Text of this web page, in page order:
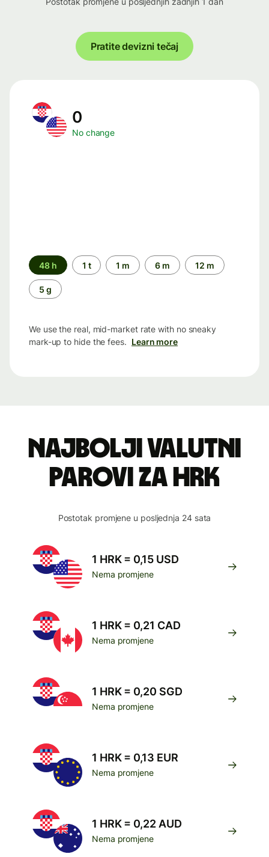
Pratite devizni tečaj
0
No change
Time
period
48 h 1 t 1 m 6 m 12 m
5 g
We use the real, mid-market rate with no sneaky
mark-up to hide the fees. Learn more
Najbolji valutni
parovi za HRK
Postotak promjene u posljednja 24 sata
1 HRK = 0,15 USD
Nema promjene
1 HRK = 0,21 CAD
Nema promjene
1 HRK = 0,20 SGD
Nema promjene
1 HRK = 0,13 EUR
Nema promjene
1 HRK = 0,22 AUD
Nema promjene